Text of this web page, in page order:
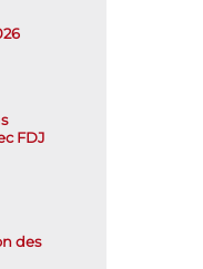
FDJ
des